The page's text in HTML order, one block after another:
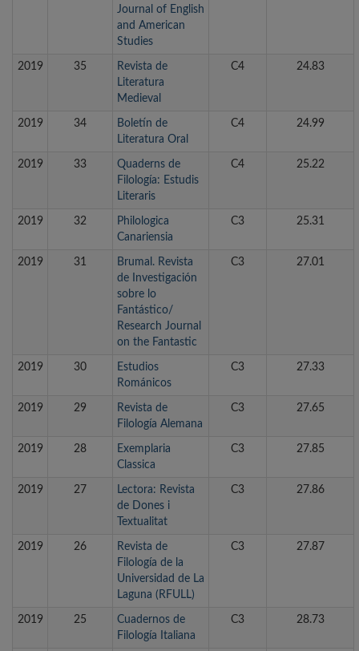
Journal of English
and American
Studies
2019 35
Revista de
Literatura
Medieval
C4 24.83
2019 34
Boletín de
Literatura Oral
C4 24.99
2019 33
Quaderns de
Filología: Estudis
Literaris
C4 25.22
2019 32
Philologica
Canariensia
C3 25.31
2019 31
Brumal. Revista
de Investigación
sobre lo
Fantástico/
Research Journal
on the Fantastic
C3 27.01
2019 30
Estudios
Románicos
C3 27.33
2019 29
Revista de
Filología Alemana
C3 27.65
2019 28
Exemplaria
Classica
C3 27.85
2019 27
Lectora: Revista
de Dones i
Textualitat
C3 27.86
2019 26
Revista de
Filología de la
Universidad de La
Laguna (RFULL)
C3 27.87
2019 25
Cuadernos de
Filología Italiana
C3 28.73